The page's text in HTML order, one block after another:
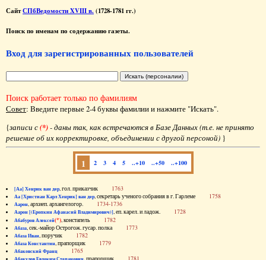
СайтСПбВедомости XVIII в. (1728-1781 гг.)
Поиск по именам по содержанию газеты.
Вход для зарегистрированных пользователей
Поиск работает только по фамилиям
Совет: Введите первые 2-4 буквы фамилии и нажмите "Искать".
{записи с(*)- даны так, как встречаются в Базе Данных (т.е. не принято
решение об их корректировке, объединении с другой персоной) }
1 2 3 4 5 ..+10 ..+50 ..+100
[Аа] Хенрик ван дер, гол. приказчик 1763
Аа [Христиан Карл Хенрик] ван дер, секретарь ученого собрания в г. Гарлеме 1758
Аарон, архиеп. архангелогор. 1734-1736
Аарон [(Еропкин Афанасий Владимирович)], еп. карел. и ладож. 1728
Абабуров Алексей(*), констапель 1782
Абаза, сек.-майор Острогож. гусар. полка 1773
Абаза Иван, поручик 1782
Абаза Константин, прапорщик 1779
Абаковский Франц 1765